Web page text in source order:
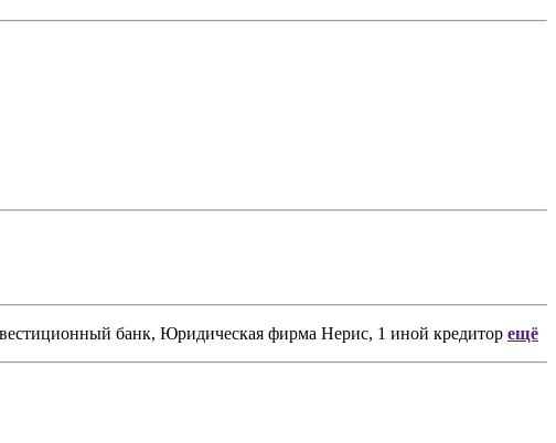
банк, Юридическая фирма Нерис, 1 иной кредитор ещё